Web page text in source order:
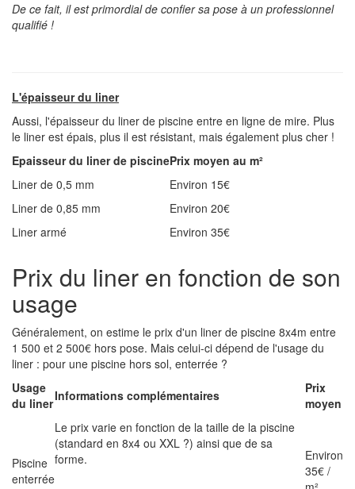
De ce fait, il est primordial de confier sa pose à un professionnel
qualifié !
L'épaisseur du liner
Aussi, l'épaisseur du liner de piscine entre en ligne de mire. Plus
le liner est épais, plus il est résistant, mais également plus cher !
Epaisseur du liner de piscinePrix moyen au m²
Liner de 0,5 mm
Environ 15€
Liner de 0,85 mm
Environ 20€
Liner armé
Environ 35€
Prix du liner en fonction de son
usage
Généralement, on estime le prix d'un liner de piscine 8x4m entre
1 500 et 2 500€ hors pose. Mais celui-ci dépend de l'usage du
liner : pour une piscine hors sol, enterrée ?
Usage
du linerInformations complémentaires
Prix
moyen
Piscine
enterrée
Le prix varie en fonction de la taille de la piscine
(standard en 8x4 ou XXL ?) ainsi que de sa
forme.
Environ
35€ /